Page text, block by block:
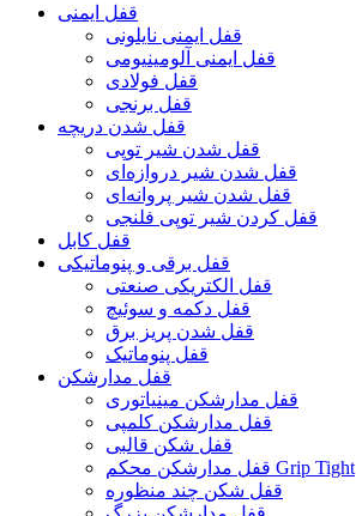
قفل ایمنی
قفل ایمنی نایلونی
قفل ایمنی آلومینیومی
قفل فولادی
قفل برنجی
قفل شدن دریچه
قفل شدن شیر توپی
قفل شدن شیر دروازه‌ای
قفل شدن شیر پروانه‌ای
قفل کردن شیر توپی فلنجی
قفل کابل
قفل برقی و پنوماتیکی
قفل الکتریکی صنعتی
قفل دکمه و سوئیچ
قفل شدن پریز برق
قفل پنوماتیک
قفل مدارشکن
قفل مدارشکن مینیاتوری
قفل مدارشکن کلمپی
قفل شکن قالبی
قفل مدارشکن محکم Grip Tight
قفل شکن چند منظوره